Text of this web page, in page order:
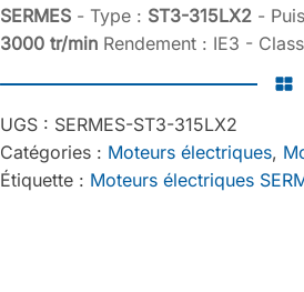
SERMES - Type : ST3-315LX2 -
3000 tr/min Rendement : IE3 -
UGS : SERMES-ST3-315LX2
Catégories : Moteurs électriques,
Étiquette : Moteurs électriques